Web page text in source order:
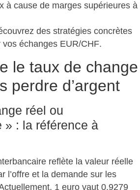
à cause de marges supérieures à
des stratégies concrètes
échanges EUR/CHF.
le taux de change
perdre d’argent
réel ou
» : la référence à
reflète la valeur réelle
l’offre et la demande sur les
1 euro vaut 0,9279